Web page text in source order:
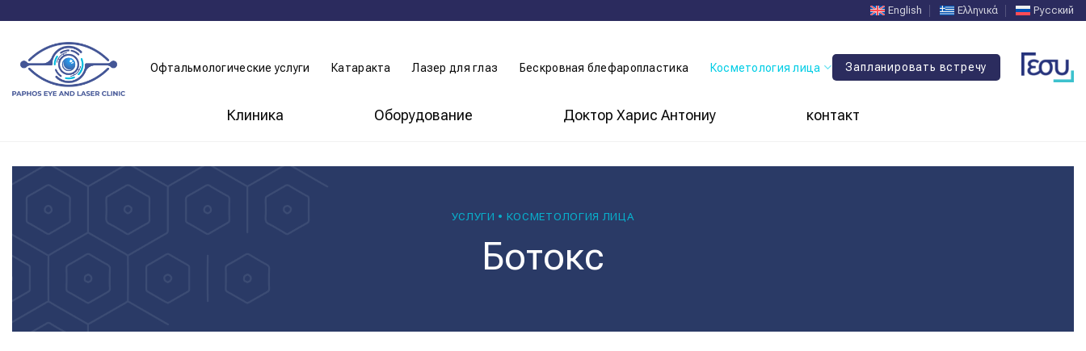
content
English Ελληνικά Русский
Офтальмологические услуги Катаракта Лазер для глаз Бескровная блефаропластика Косметология лица Запланировать встречу
Клиника Оборудование Доктор Харис Антониу контакт
УСЛУГИ • КОСМЕТОЛОГИЯ ЛИЦА
Ботокс